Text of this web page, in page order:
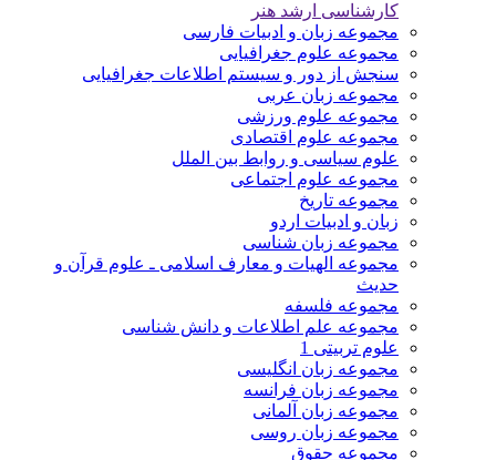
کارشناسی ارشد هنر
مجموعه زبان و ادبیات فارسی
مجموعه علوم جغرافیایی
سنجش از دور و سیستم اطلاعات جغرافیایی
مجموعه زبان عربی
مجموعه علوم ورزشی
مجموعه علوم اقتصادی
علوم سیاسی و روابط بین الملل
مجموعه علوم اجتماعی
مجموعه تاریخ
زبان و ادبیات اردو
مجموعه زبان شناسی
مجموعه الهیات و معارف اسلامی ـ علوم قرآن و
حدیث
مجموعه فلسفه
مجموعه علم اطلاعات و دانش شناسی
علوم تربیتی 1
مجموعه زبان انگلیسی
مجموعه زبان فرانسه
مجموعه زبان آلمانی
مجموعه زبان روسی
مجموعه حقوق